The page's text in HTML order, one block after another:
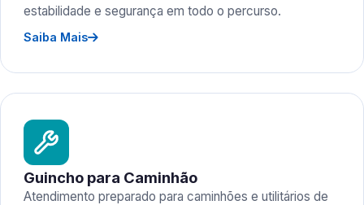
estabilidade e segurança em todo o percurso.
Saiba Mais
Guincho para Caminhão
Atendimento preparado para caminhões e utilitários de